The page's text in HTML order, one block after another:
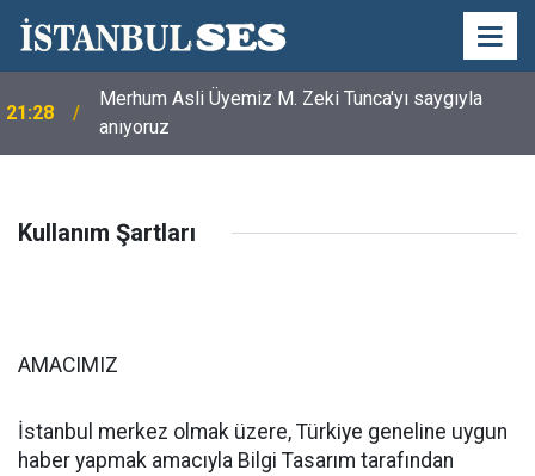
21:28
Merhum Asli Üyemiz M. Zeki Tunca'yı saygıyla
anıyoruz
Kullanım Şartları
AMACIMIZ
İstanbul merkez olmak üzere, Türkiye geneline uygun
haber yapmak amacıyla Bilgi Tasarım tarafından